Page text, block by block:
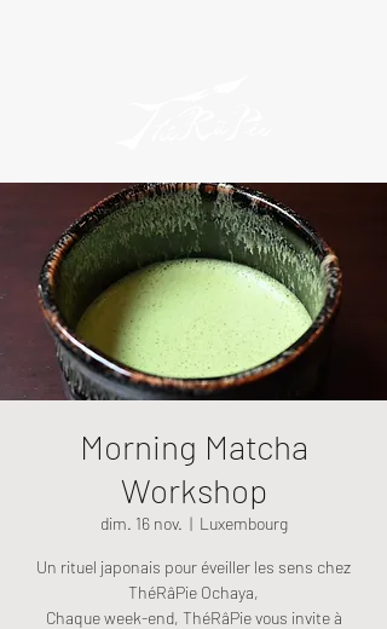
Morning Matcha
Workshop
dim. 16 nov.
  |
Luxembourg
Un rituel japonais pour éveiller les sens chez
ThéRâPie Ochaya,
Chaque week-end, ThéRâPie vous invite à